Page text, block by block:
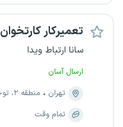
تعمیرکار کارتخوان
سانا ارتباط ویدا
ارسال آسان
تهران
منطقه ۲، توحید
تمام وقت